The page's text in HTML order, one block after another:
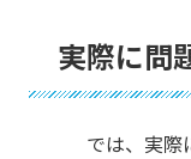
実際に問
では、実際